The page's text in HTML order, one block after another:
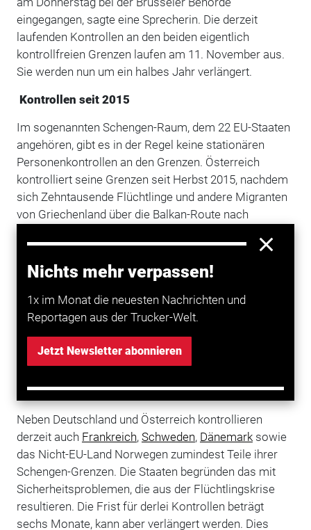
Nichts mehr verpassen!
1x im Monat die neuesten Nachrichten und
Reportagen aus der Trucker-Welt.
Jetzt Newsletter abonnieren
eingegangen, sagte eine Sprecherin. Die derzeit
laufenden Kontrollen an den beiden eigentlich
kontrollfreien Grenzen laufen am 11. November aus.
Sie werden nun um ein halbes Jahr verlängert.
Kontrollen seit 2015
Im sogenannten Schengen-Raum, dem 22 EU-Staaten
angehören, gibt es in der Regel keine stationären
Personenkontrollen an den Grenzen. Österreich
kontrolliert seine Grenzen seit Herbst 2015, nachdem
sich Zehntausende Flüchtlinge und andere Migranten
von Griechenland über die Balkan-Route nach
Österreich laufen nach Stand vom Donnerstag am 11.
November aus. Deutschland habe die EU-
Kommission bislang nicht über eine Verlängerung
kontrolliert die Grenze zu Österreich ebenfalls seit
Herbst 2015.
Frist für Grenzkontrollen: Sechs Monate
Neben Deutschland und Österreich kontrollieren
derzeit auch Frankreich, Schweden, Dänemarksowie
das Nicht-EU-Land Norwegen zumindest Teile ihrer
Schengen-Grenzen. Die Staaten begründen das mit
Sicherheitsproblemen, die aus der Flüchtlingskrise
resultieren. Die Frist für derlei Kontrollen beträgt
sechs Monate, kann aber verlängert werden. Dies